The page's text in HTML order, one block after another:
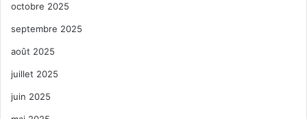
octobre 2025
septembre 2025
août 2025
juillet 2025
juin 2025